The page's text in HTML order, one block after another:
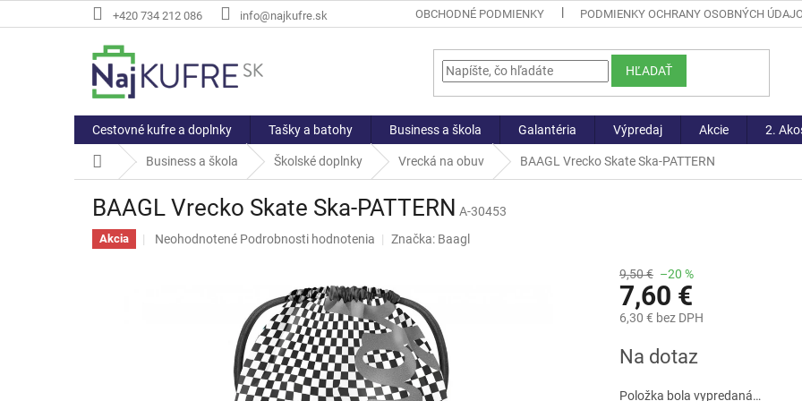
na
+420 734 212 086 info@najkufre.sk OBCHODNÉ PODMIENKY PODMIENKY OCHRANY OSOBNÝCH
HĽADAŤ
Cestovné kufre a doplnky Tašky a batohy Business a škola Galantéria Výpredaj Akcie 2.
DomovBusiness a škola Školské doplnky Vrecká na obuv BAAGL Vrecko Skate Ska-PATTERN
BAAGL Vrecko Skate Ska-PATTERN A-30453
Akcia
Priemerné
Neohodnotené Podrobnosti hodnotenia Značka: Baagl
9,50 € –20 %
7,60 €
6,30 € bez DPH
cena:
Na dotaz
Položka bola vypredaná…